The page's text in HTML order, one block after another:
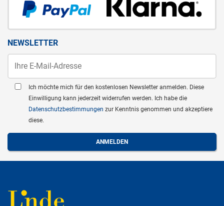
NEWSLETTER
Ich möchte mich für den kostenlosen Newsletter anmelden. Diese
Einwilligung kann jederzeit widerrufen werden. Ich habe die
Datenschutzbestimmungen zur Kenntnis genommen und akzeptiere
diese.